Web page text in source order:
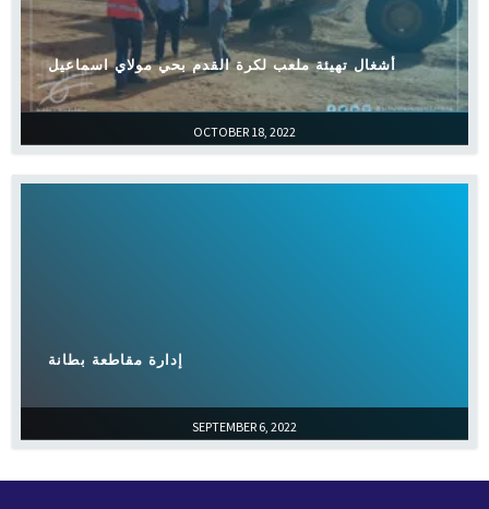
OCTOBER 18, 2022
أشغال تهيئة ملعب لكرة القدم بحي مولاي اسماعيل
SEPTEMBER 6, 2022
إدارة مقاطعة بطانة